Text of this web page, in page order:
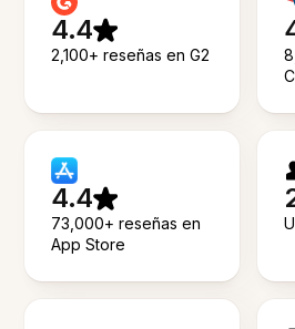
4.4
2,100+ reseñas en G2
4.4
73,000+ reseñas en
App Store